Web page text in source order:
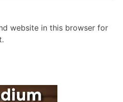
website in this browser for